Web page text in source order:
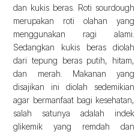
dan kukis beras. Roti sourdough
merupakan roti olahan yang
menggunakan ragi alami.
Sedangkan kukis beras diolah
dari tepung beras putih, hitam,
dan merah. Makanan yang
disajikan ini diolah sedemikian
agar bermanfaat bagi kesehatan,
salah satunya adalah indek
glikemik yang remdah dan